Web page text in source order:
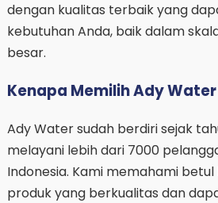
dengan kualitas terbaik yang
kebutuhan Anda, baik dalam
besar.
Kenapa Memilih Ady
Ady Water sudah berdiri sejak
melayani lebih dari 7000
Indonesia. Kami memahami
produk yang berkualitas dan